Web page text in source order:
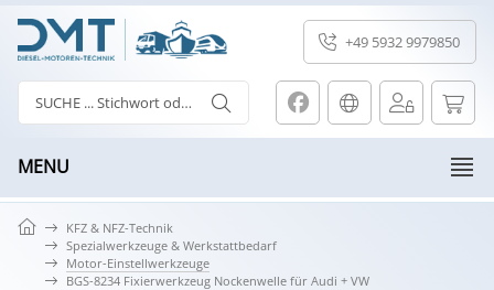
+49 5932 9979850
MENU
KFZ & NFZ-Technik
Spezialwerkzeuge & Werkstattbedarf
Motor-Einstellwerkzeuge
BGS-8234 Fixierwerkzeug Nockenwelle für Audi + VW